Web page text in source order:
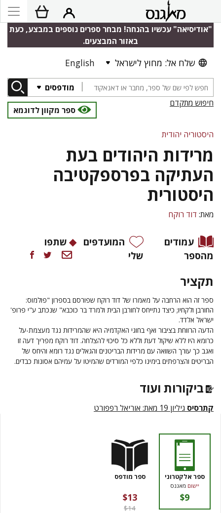
"אודיסיאה" עכשיו בהנחה! מבחר ספרים נוספים במבצע, כעת
באזור המבצעים.
שלח אל: מחוץ לישראל English
מודפסים
חיפוש מתקדם
ספר מקוון לדוגמא
היסטוריה יהודית
מרידות היהודים בעת
העתיקה בפרספקטיבה
היסטורית
מאת: דוד רוקח
עמודים
מהספר
המועדפים
שלי
שתפו
תקציר
ספר זה הוא הרחבה על מאמרו של דוד רוקח שפורסם בספרון "פולמוס:
החורבן ולקחיו; כיצד נתייחס לחורבן הבית ולמרד בר כוכבא" שנכתב ע"י פרופ'
ישראל אלדד.
הדעה הרווחת בציבור ואף בחוגי האקדמיה היא שהמרידות נגד מעצמת-על
כרומא היו ללא שיקול דעת וללא כל סיכוי להצלחה. דוד רוקח מפריך דעה זו
ואגב כך עורך השוואה עם מרידות הבריטנים והגאלים נגד רומא והיחס של
הבריטים והצרפתים בימינו כלפי המורדים שהמיטו על עמיהם אסונות כבדים.
ביקורות ועוד
קתרסיס גיליון 19 מאת: אוריאל רפפורט
ספר אלקטרוני
יישום מאגנס
$9
ספר מודפס
$13
$14